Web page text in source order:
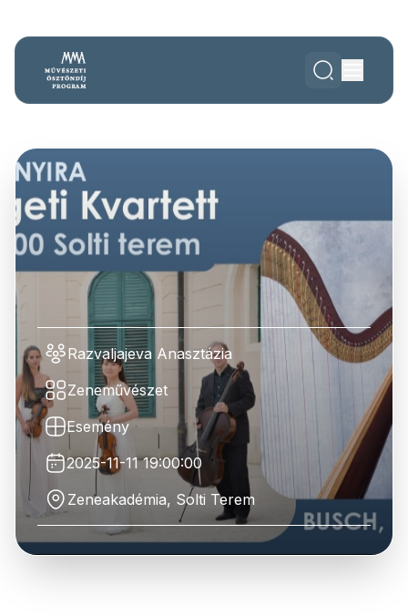
Razvaljajeva Anasztázia
Zeneművészet
Esemény
2025-11-11 19:00:00
Zeneakadémia, Solti Terem